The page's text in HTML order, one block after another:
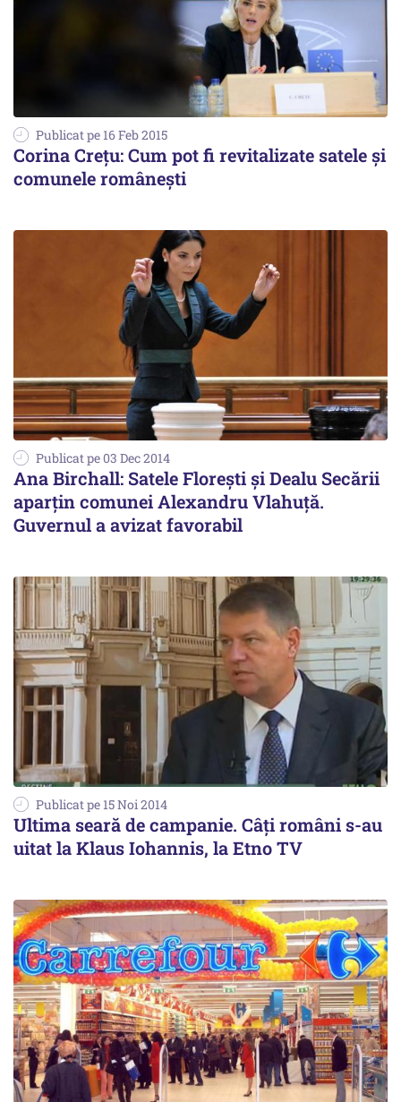
Publicat pe 16 Feb 2015
Corina Crețu: Cum pot fi revitalizate satele și
comunele românești
Publicat pe 03 Dec 2014
Ana Birchall: Satele Florești și Dealu Secării
aparțin comunei Alexandru Vlahuță.
Guvernul a avizat favorabil
Publicat pe 15 Noi 2014
Ultima seară de campanie. Câți români s-au
uitat la Klaus Iohannis, la Etno TV